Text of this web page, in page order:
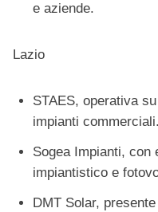
e aziende.
Lazio
STAES, operativa
impianti commerciali.
Sogea Impianti, con
impiantistico e
DMT Solar,